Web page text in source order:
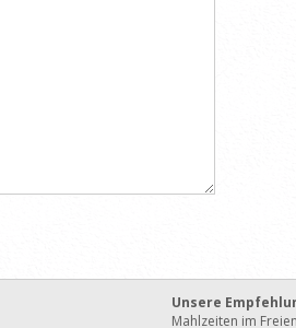
Unsere
Mahlzeiten im Freien